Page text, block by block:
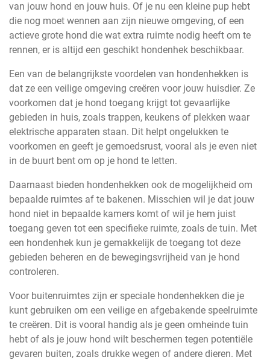
van jouw hond en jouw huis. Of je nu een kleine pup hebt
die nog moet wennen aan zijn nieuwe omgeving, of een
actieve grote hond die wat extra ruimte nodig heeft om te
rennen, er is altijd een geschikt hondenhek beschikbaar.
Een van de belangrijkste voordelen van hondenhekken is
dat ze een veilige omgeving creëren voor jouw huisdier. Ze
voorkomen dat je hond toegang krijgt tot gevaarlijke
gebieden in huis, zoals trappen, keukens of plekken waar
elektrische apparaten staan. Dit helpt ongelukken te
voorkomen en geeft je gemoedsrust, vooral als je even niet
in de buurt bent om op je hond te letten.
Daarnaast bieden hondenhekken ook de mogelijkheid om
bepaalde ruimtes af te bakenen. Misschien wil je dat jouw
hond niet in bepaalde kamers komt of wil je hem juist
toegang geven tot een specifieke ruimte, zoals de tuin. Met
een hondenhek kun je gemakkelijk de toegang tot deze
gebieden beheren en de bewegingsvrijheid van je hond
controleren.
Voor buitenruimtes zijn er speciale hondenhekken die je
kunt gebruiken om een veilige en afgebakende speelruimte
te creëren. Dit is vooral handig als je geen omheinde tuin
hebt of als je jouw hond wilt beschermen tegen potentiële
gevaren buiten, zoals drukke wegen of andere dieren. Met